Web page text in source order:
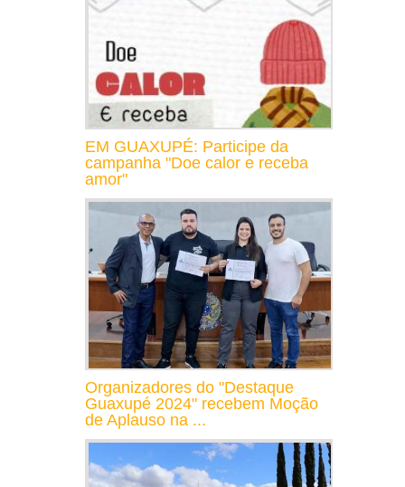
EM GUAXUPÉ: Participe da
campanha "Doe calor e receba
amor"
Organizadores do "Destaque
Guaxupé 2024" recebem Moção
de Aplauso na ...